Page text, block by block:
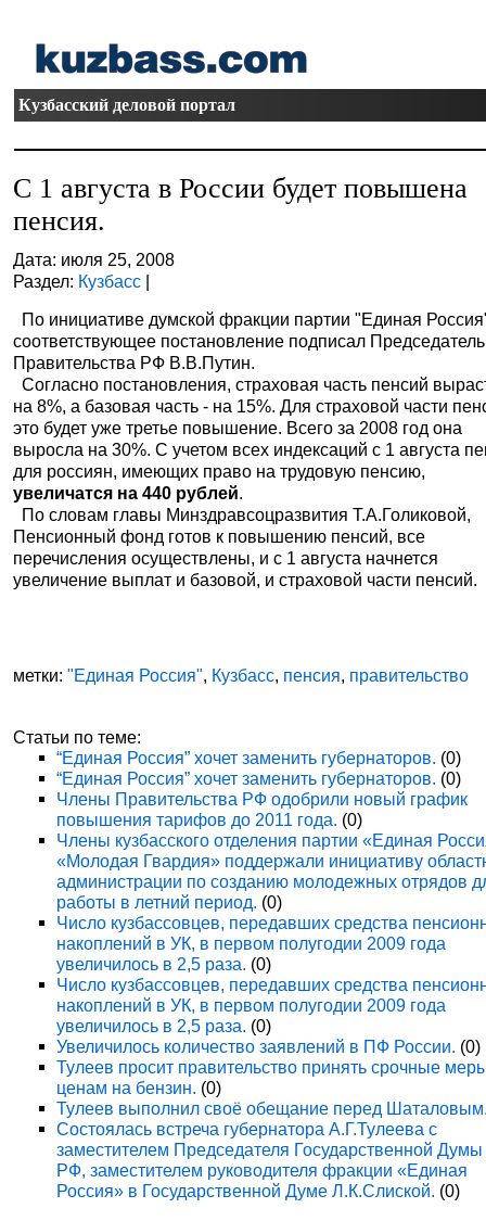
Кузбасский деловой портал
С 1 августа в России будет повышена
пенсия.
Дата: июля 25, 2008
Раздел: Кузбасс |
По инициативе думской фракции партии "Единая
соответствующее постановление подписал Председатель
Правительства РФ В.В.Путин.
Согласно постановления, страховая часть пенсий
на 8%, а базовая часть - на 15%. Для страховой части
это будет уже третье повышение. Всего за 2008 год она
выросла на 30%. С учетом всех индексаций с 1 августа
для россиян, имеющих право на трудовую пенсию,
увеличатся на 440 рублей.
По словам главы Минздравсоцразвития Т.А.Голиковой,
Пенсионный фонд готов к повышению пенсий, все
перечисления осуществлены, и с 1 августа начнется
увеличение выплат и базовой, и страховой части пенсий.
метки:"Единая Россия", Кузбасс, пенсия, правительство
Статьи по теме:
“Единая Россия” хочет заменить губернаторов. (0)
“Единая Россия” хочет заменить губернаторов. (0)
Члены Правительства РФ одобрили новый график
повышения тарифов до 2011 года. (0)
Члены кузбасского отделения партии «Единая
«Молодая Гвардия» поддержали инициативу
администрации по созданию молодежных отрядов
работы в летний период. (0)
Число кузбассовцев, передавших средства
накоплений в УК, в первом полугодии 2009 года
увеличилось в 2,5 раза. (0)
Число кузбассовцев, передавших средства
накоплений в УК, в первом полугодии 2009 года
увеличилось в 2,5 раза. (0)
Увеличилось количество заявлений в ПФ России. (0)
Тулеев просит правительство принять срочные
ценам на бензин. (0)
Тулеев выполнил своё обещание перед
Состоялась встреча губернатора А.Г.Тулеева с
заместителем Председателя Государственной
РФ, заместителем руководителя фракции «Единая
Россия» в Государственной Думе Л.К.Слиской. (0)